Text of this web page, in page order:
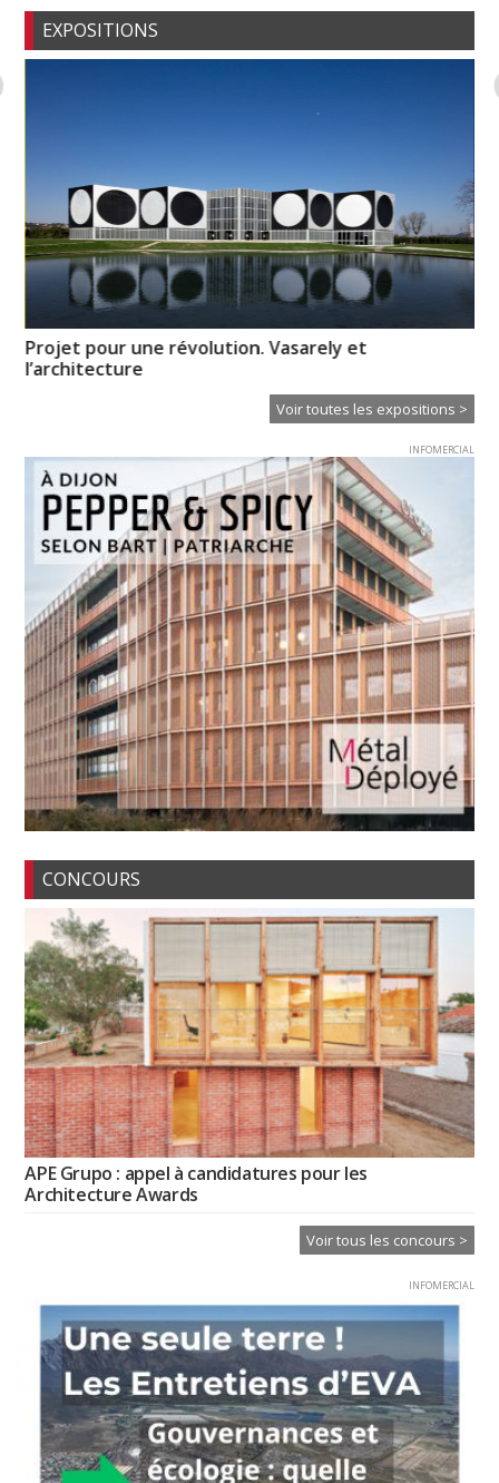
EXPOSITIONS
Projet pour une révolution. Vasarely et
l’architecture
Voir toutes les expositions >
INFOMERCIAL
CONCOURS
APE Grupo : appel à candidatures pour les
Architecture Awards
Voir tous les concours >
INFOMERCIAL